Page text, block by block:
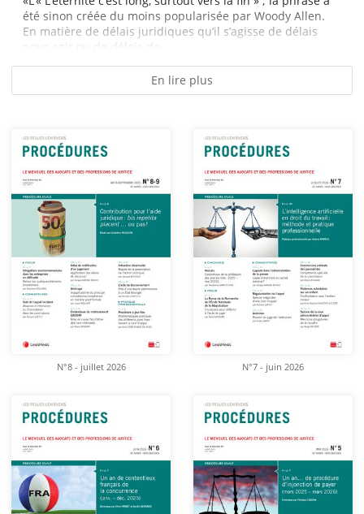
été sinon créée du moins popularisée par Woody Allen.
En matière de délais juridiques qu’il s’agisse de délais
pour agir ou de délais de...
En lire plus
N°8 - juillet 2026 N°7 - juin 2026